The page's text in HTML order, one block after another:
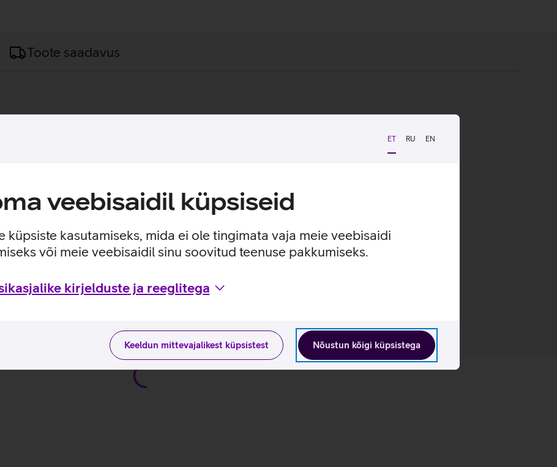
ET RU EN
veebisaidil küpsiseid
küpsiste kasutamiseks, mida ei ole tingimata vaja meie veebisaidi
või meie veebisaidil sinu soovitud teenuse pakkumiseks.
kirjelduste ja reeglitega
Nõustun kõigi küpsistega
Keeldun mittevajalikest küpsistest
Toote saadavus
erinevate lisaseadmete ühendamist. 100 W kiirlaadimine ja tulevikukindel USB-C ühendus.
tootja kodulehel